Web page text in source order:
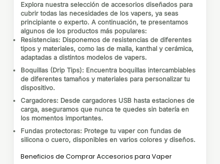
Explora nuestra selección de accesorios diseñados para
cubrir todas las necesidades de los vapers, ya seas
principiante o experto. A continuación, te presentamos
algunos de los productos más populares:
Resistencias: Disponemos de resistencias de diferentes
tipos y materiales, como las de malla, kanthal y cerámica,
adaptadas a distintos modelos de vapers.
Boquillas (Drip Tips): Encuentra boquillas intercambiables
de diferentes tamaños y materiales para personalizar tu
dispositivo.
Cargadores: Desde cargadores USB hasta estaciones de
carga, aseguramos que nunca te quedes sin batería en
los momentos importantes.
Fundas protectoras: Protege tu vaper con fundas de
silicona o cuero, disponibles en varios colores y diseños.
Beneficios de Comprar Accesorios para Vaper